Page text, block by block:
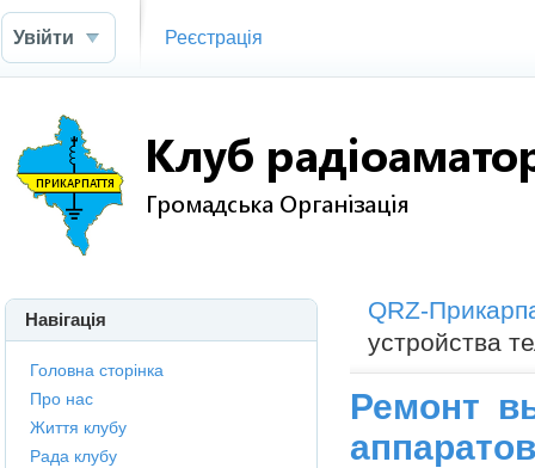
Увійти Реєстрація
QRZ-
устройства
Ремонт
аппаратов
Навігація
Головна сторінка
Про нас
Життя клубу
Рада клубу